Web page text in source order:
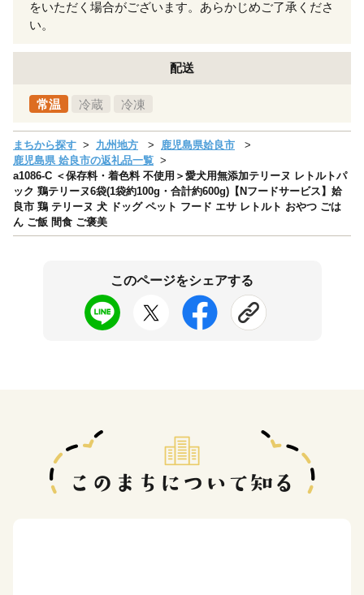
をいただく場合がございます。あらかじめご了承くださ
い。
配送
常温 冷蔵 冷凍
まちから探す 九州地方
鹿児島県姶良市
鹿児島県 姶良市の返礼品一覧
a1086-C ＜保存料・着色料 不使用＞愛犬用無添加テリーヌ レトルトパ
ック 鶏テリーヌ6袋(1袋約100g・合計約600g)【Nフードサービス】姶
良市 鶏 テリーヌ 犬 ドッグ ペット フード エサ レトルト おやつ ごは
ん ご飯 間食 ご褒美
このページをシェアする